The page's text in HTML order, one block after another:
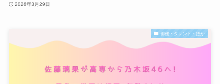
2026年3月29日
俳優・タレント・ほか